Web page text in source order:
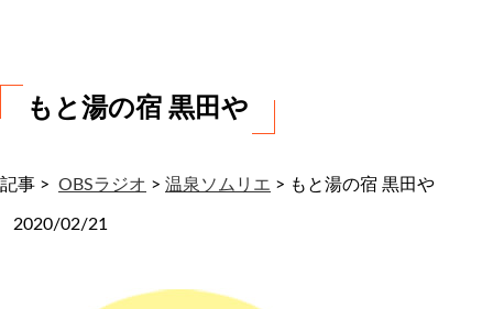
もと湯の宿 黒田や
記事 > OBSラジオ > 温泉ソムリエ > もと湯の宿 黒田や
2020/02/21